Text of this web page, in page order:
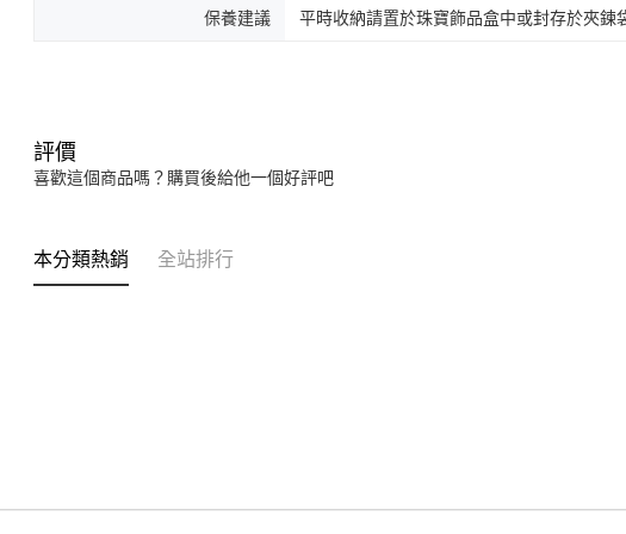
保養建議 平時收納請置於珠寶飾品盒中或封存於夾鍊
評價
喜歡這個商品嗎？購買後給他一個好評吧
本分類熱銷 全站排行